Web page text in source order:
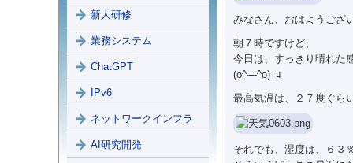
みなさん、おはようござ
朝７時ですけど、
今日は、すっきり晴れた
(o^―^o)ﾆｺ
最高気温は、２７度ぐら
それでも、湿度は、６３
新人研修
業務システム
ChatGPT
IPv6
ネットワークインフラ
AI研究開発